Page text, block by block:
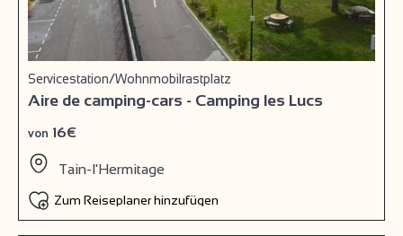
Servicestation/Wohnmobilrastplatz
Aire de camping-cars - Camping les Lucs
von 16€
Tain-l'Hermitage
Zum Reiseplaner hinzufügen